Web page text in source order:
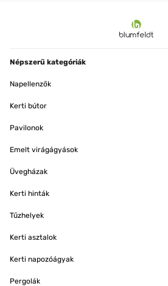
Népszerű kategóriák
Napellenzők
Kerti bútor
Pavilonok
Emelt virágágyások
Üvegházak
Kerti hinták
Tűzhelyek
Kerti asztalok
Kerti napozóágyak
Pergolák